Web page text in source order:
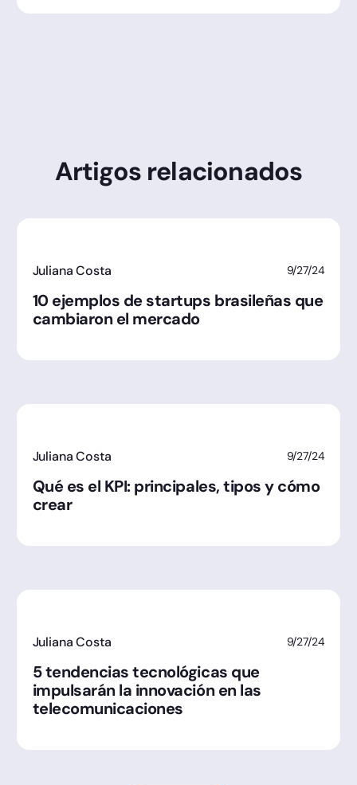
Artigos relacionados
Juliana Costa 9/27/24
10 ejemplos de startups brasileñas que
cambiaron el mercado
Juliana Costa 9/27/24
Qué es el KPI: principales, tipos y cómo
crear
Juliana Costa 9/27/24
5 tendencias tecnológicas que
impulsarán la innovación en las
telecomunicaciones